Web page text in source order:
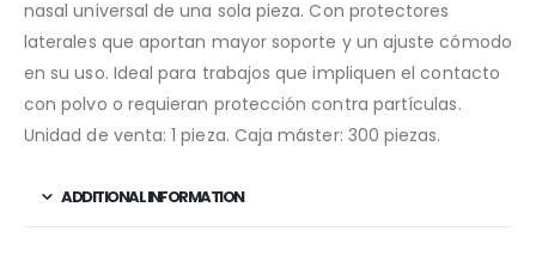
nasal universal de una sola pieza. Con protectores
laterales que aportan mayor soporte y un ajuste cómodo
en su uso. Ideal para trabajos que impliquen el contacto
con polvo o requieran protección contra partículas.
Unidad de venta: 1 pieza. Caja máster: 300 piezas.
ADDITIONAL INFORMATION